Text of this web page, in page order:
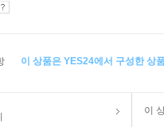
이 상품은 YES24에서 구성한 상
이